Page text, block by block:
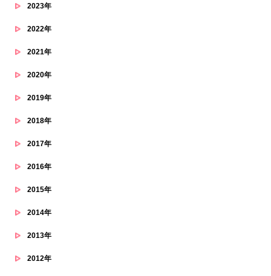
2023年
2022年
2021年
2020年
2019年
2018年
2017年
2016年
2015年
2014年
2013年
2012年